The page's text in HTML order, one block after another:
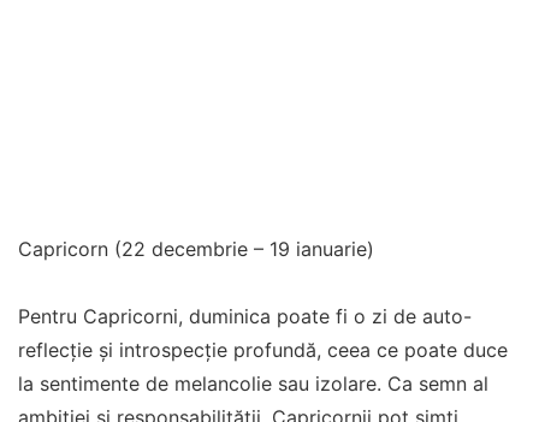
Capricorn (22 decembrie – 19 ianuarie)
Pentru Capricorni, duminica poate fi o zi de auto-
reflecție și introspecție profundă, ceea ce poate duce
la sentimente de melancolie sau izolare. Ca semn al
ambiției și responsabilității, Capricornii pot simți